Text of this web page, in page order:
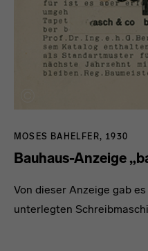
MOSES BAHELFER, 1930
Bauhaus-Anzeige
Von dieser Anzeige gab
unterlegten